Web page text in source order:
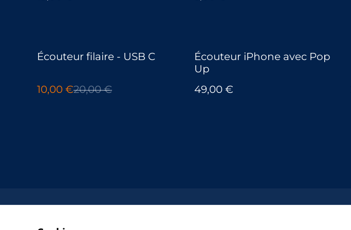
%
Écouteur filaire - USB C
10,00 €20,00 €
Écouteur iPhone avec Pop
Up
49,00 €